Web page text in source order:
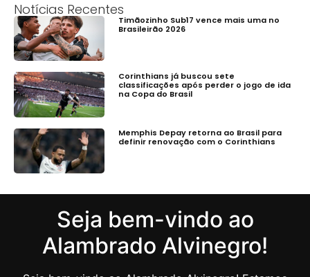
Notícias Recentes
Timãozinho Sub17 vence mais uma no
Brasileirão 2026
Corinthians já buscou sete
classificações após perder o jogo de ida
na Copa do Brasil
Memphis Depay retorna ao Brasil para
definir renovação com o Corinthians
Seja bem-vindo ao
Alambrado Alvinegro!